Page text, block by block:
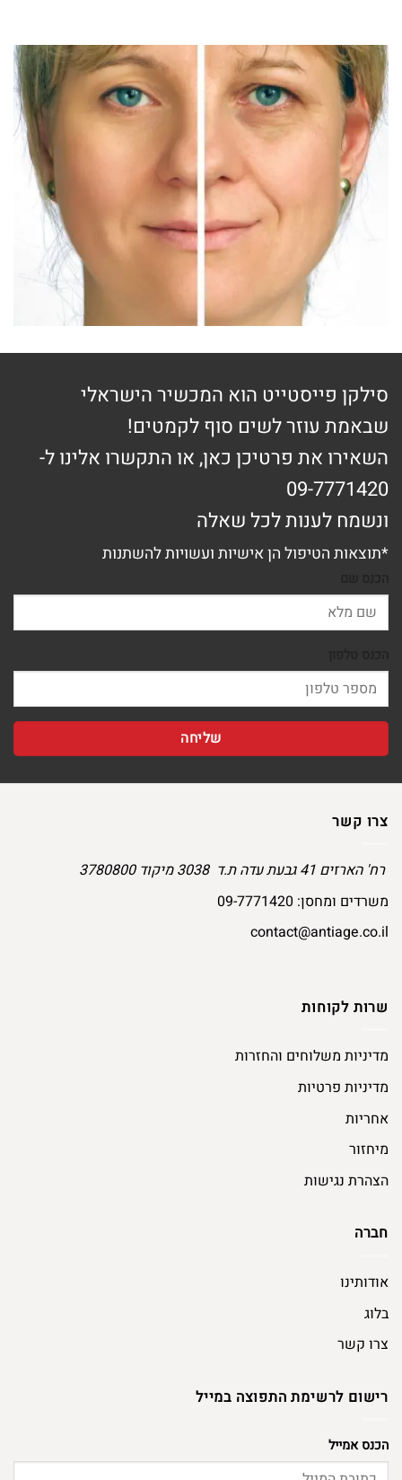
סילקן פייסטייט הוא המכשיר הישראלי
שבאמת עוזר לשים סוף לקמטים!
השאירו את פרטיכן כאן, או התקשרו אלינו ל-
09-7771420
ונשמח לענות לכל שאלה
*תוצאות הטיפול הן אישיות ועשויות להשתנות
צרו קשר
רח' הארזים 41 גבעת עדה ת.ד 3038 מיקוד 3780800
משרדים ומחסן: 09-7771420
contact@antiage.co.il
שרות לקוחות
מדיניות משלוחים והחזרות
מדיניות פרטיות
אחריות
מיחזור
הצהרת נגישות
חברה
אודותינו
בלוג
צרו קשר
רישום לרשימת התפוצה במייל
הכנס אמייל